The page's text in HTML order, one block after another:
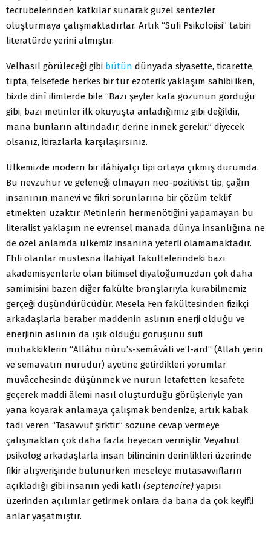
tecrübelerinden katkılar sunarak güzel sentezler
oluşturmaya çalışmaktadırlar. Artık “Sufi Psikolojisi” tabiri
literatürde yerini almıştır.
Velhasıl görüleceği gibi bütün dünyada siyasette, ticarette,
tıpta, felsefede herkes bir tür ezoterik yaklaşım sahibi iken,
bizde dinî ilimlerde bile “Bazı şeyler kafa gözünün gördüğü
gibi, bazı metinler ilk okuyuşta anladığımız gibi değildir,
mana bunların altındadır, derine inmek gerekir.” diyecek
olsanız, itirazlarla karşılaşırsınız.
Ülkemizde modern bir ilâhiyatçı tipi ortaya çıkmış durumda.
Bu nevzuhur ve geleneği olmayan neo-pozitivist tip, çağın
insanının manevi ve fikri sorunlarına bir çözüm teklif
etmekten uzaktır. Metinlerin hermenötiğini yapamayan bu
literalist yaklaşım ne evrensel manada dünya insanlığına ne
de özel anlamda ülkemiz insanına yeterli olamamaktadır.
Ehli olanlar müstesna İlahiyat fakültelerindeki bazı
akademisyenlerle olan bilimsel diyaloğumuzdan çok daha
samimisini bazen diğer fakülte branşlarıyla kurabilmemiz
gerçeği düşündürücüdür. Mesela Fen fakültesinden fizikçi
arkadaşlarla beraber maddenin aslının enerji olduğu ve
enerjinin aslının da ışık olduğu görüşünü sufi
muhakkiklerin “Allâhu nûru’s-semâvâti ve’l-ard” (Allah yerin
ve semavatın nurudur) ayetine getirdikleri yorumlar
muvâcehesinde düşünmek ve nurun letafetten kesafete
geçerek maddi âlemi nasıl oluşturduğu görüşleriyle yan
yana koyarak anlamaya çalışmak bendenize, artık kabak
tadı veren “Tasavvuf şirktir.” sözüne cevap vermeye
çalışmaktan çok daha fazla heyecan vermiştir. Veyahut
psikolog arkadaşlarla insan bilincinin derinlikleri üzerinde
fikir alışverişinde bulunurken meseleye mutasavvıfların
açıkladığı gibi insanın yedi katlı (septenaire) yapısı
üzerinden açılımlar getirmek onlara da bana da çok keyifli
anlar yaşatmıştır.